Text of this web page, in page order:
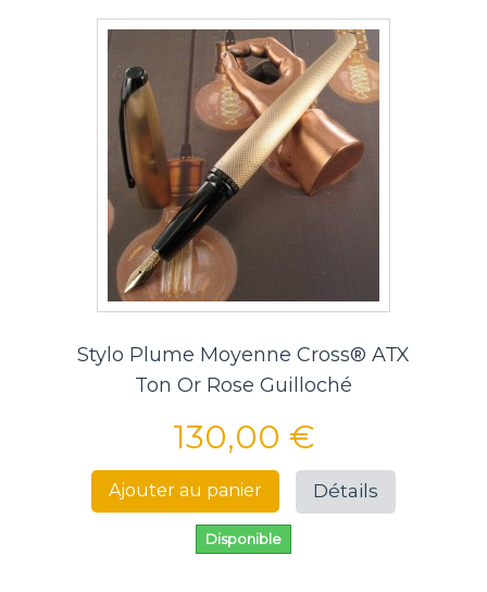
Stylo Plume Moyenne Cross® ATX
Ton Or Rose Guilloché
130,00 €
Ajouter au panier Détails
Disponible